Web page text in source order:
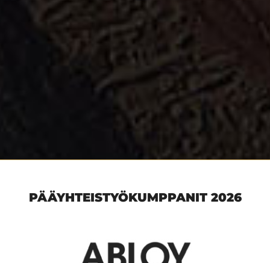
PÄÄYHTEISTYÖKUMPPANIT 2026